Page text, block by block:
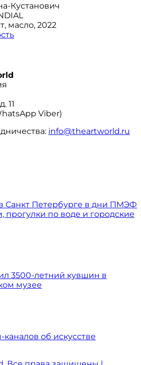
Кустанович
масло, 2022
11
Viber)
info@theartworld.ru
Санкт Петербурге в дни ПМЭФ
прогулки по воде и городские
3500-летний кувшин в
музее
каналов об искусстве